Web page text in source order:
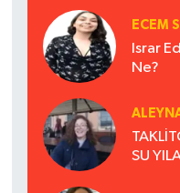
ECEM
Israr
Ne?
SU